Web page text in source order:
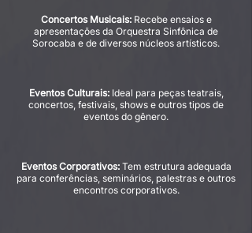
Concertos Musicais:Recebe ensaios e
apresentações da Orquestra Sinfônica de
Sorocaba e de diversos núcleos artísticos.
Eventos Culturais:Ideal para peças teatrais,
concertos, festivais, shows e outros tipos de
eventos do gênero.
Eventos Corporativos:Tem estrutura adequada
para conferências, seminários, palestras e outros
encontros corporativos.